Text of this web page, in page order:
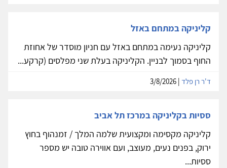
קליניקה במתחם באזל
קליניקה נעימה במתחם באזל עם חניון מוסדר של אחוזת
החוף בסמוך לבניין. הקליניקה בעלת שני מפלסים (קרקע...
ד'ר רן פלד
ססיות בקליניקה במרכז תל אביב
קליניקה מקסימה ומקצועית שלמה המלך / זמנהוף בחוץ
ירוק, בפנים נעים, מעוצב, ועם אווירה טובה יש מספר
ססיות...